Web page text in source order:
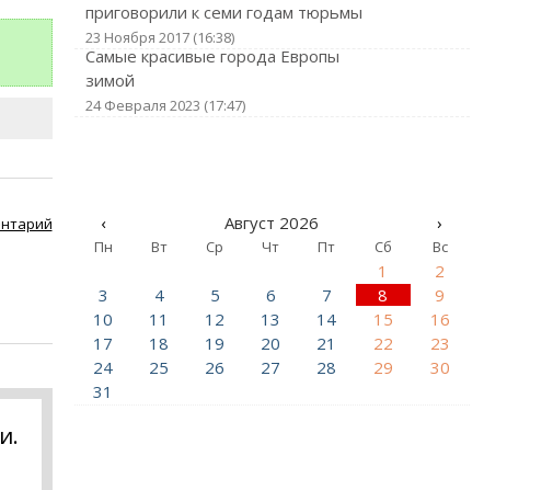
приговорили к семи годам тюрьмы
23 Ноября 2017 (16:38)
Самые красивые города Европы
зимой
24 Февраля 2023 (17:47)
‹ Август 2026 ›
Пн Вт Ср Чт Пт Сб Вс
1
2
3
4 5 6 7 8
9
10
11 12 13 14 15
16
17
18 19 20 21 22
23
24
25 26 27 28 29
30
31